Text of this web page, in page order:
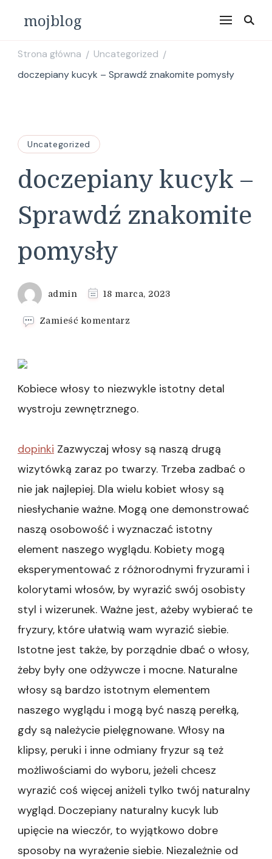
mojblog
Strona główna / Uncategorized /
doczepiany kucyk – Sprawdź znakomite pomysły
Uncategorized
doczepiany kucyk –
Sprawdź znakomite
pomysły
admin 18 marca, 2023
Zamieść komentarz
Sprawdź
znakomite
pomysły
Kobiece włosy to niezwykle istotny detal
wystroju zewnętrznego.
dopinki Zazwyczaj włosy są naszą drugą
wizytówką zaraz po twarzy. Trzeba zadbać o
nie jak najlepiej. Dla wielu kobiet włosy są
niesłychanie ważne. Mogą one demonstrować
naszą osobowość i wyznaczać istotny
element naszego wyglądu. Kobiety mogą
eksperymentować z różnorodnymi fryzurami i
kolorytami włosów, by wyrazić swój osobisty
styl i wizerunek. Ważne jest, ażeby wybierać te
fryzury, które ułatwią wam wyrazić siebie.
Istotne jest także, by porządnie dbać o włosy,
żeby były one odżywcze i mocne. Naturalne
włosy są bardzo istotnym elementem
naszego wyglądu i mogą być naszą perełką,
gdy są należycie pielęgnowane. Włosy na
klipsy, peruki i inne odmiany fryzur są też
możliwościami do wyboru, jeżeli chcesz
wyrazić coś więcej aniżeli tylko twój naturalny
wygląd. Doczepiany naturalny kucyk lub
upięcie na wieczór, to wyjątkowo dobre
sposoby na wyrażenie siebie. Niezależnie od